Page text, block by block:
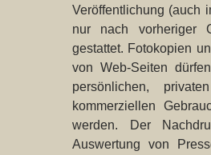
Veröffentlichung (auch
nur nach vorheriger
gestattet. Fotokopien
von Web-Seiten
persönlichen,
kommerziellen
werden. Der
Auswertung von